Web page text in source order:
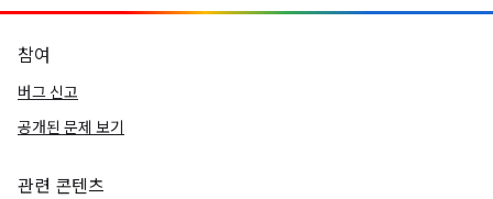
참여
버그 신고
공개된 문제 보기
관련 콘텐츠